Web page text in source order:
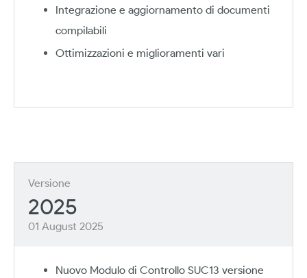
Integrazione e aggiornamento di documenti
compilabili
Ottimizzazioni e miglioramenti vari
Versione
2025
01 August 2025
Nuovo Modulo di Controllo SUC13 versione